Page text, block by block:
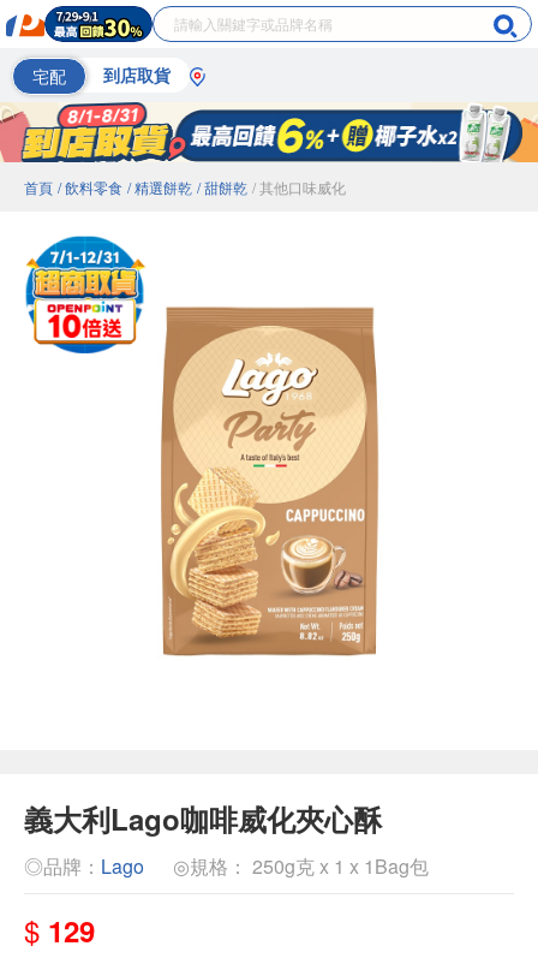
宅配 到店取貨
首頁 / 飲料零食 / 精選餅乾 / 甜餅乾 / 其他口味威化
義大利Lago咖啡威化夾心酥
◎品牌： Lago ◎規格： 250g克 x 1 x 1Bag包
$ 129